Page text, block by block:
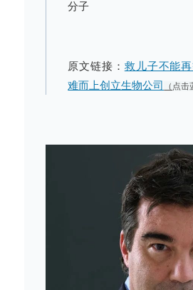
分子
原文链接： 救儿子不能
难而上创立生物公司
（ 点击